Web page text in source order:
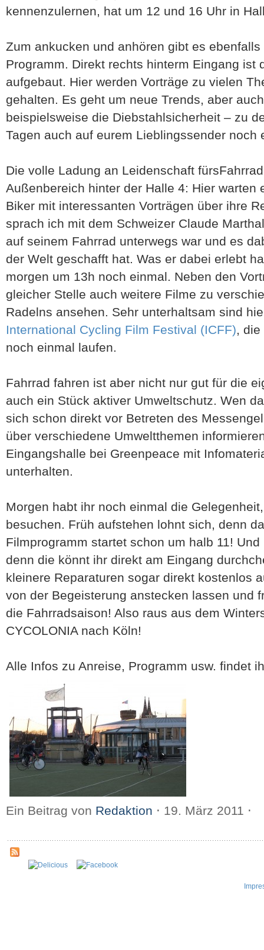
kennenzulernen, hat um 12 und 16 Uhr in
Zum ankucken und anhören gibt es
Programm. Direkt rechts hinterm Eingang ist
aufgebaut. Hier werden Vorträge zu vielen
gehalten. Es geht um neue Trends, aber
beispielsweise die Diebstahlsicherheit – zu
Tagen auch auf eurem Lieblingssender noch
Die volle Ladung an Leidenschaft
Außenbereich hinter der Halle 4: Hier warten
Biker mit interessanten Vorträgen über ihre
sprach ich mit dem Schweizer Claude
auf seinem Fahrrad unterwegs war und es
der Welt geschafft hat. Was er dabei erlebt
morgen um 13h noch einmal. Neben den
gleicher Stelle auch weitere Filme zu
Radelns ansehen. Sehr unterhaltsam sind
International Cycling Film Festival (ICFF), die
noch einmal laufen.
Fahrrad fahren ist aber nicht nur gut für die
auch ein Stück aktiver Umweltschutz. Wen
sich schon direkt vor Betreten des
über verschiedene Umweltthemen
Eingangshalle bei Greenpeace mit
unterhalten.
Morgen habt ihr noch einmal die
besuchen. Früh aufstehen lohnt sich, denn
Filmprogramm startet schon um halb 11!
denn die könnt ihr direkt am Eingang
kleinere Reparaturen sogar direkt kostenlos
von der Begeisterung anstecken lassen und
die Fahrradsaison! Also raus aus dem
CYCOLONIA nach Köln!
Alle Infos zu Anreise, Programm usw. findet
Ein Beitrag von Redaktion ⋅ 19. März 2011 ⋅